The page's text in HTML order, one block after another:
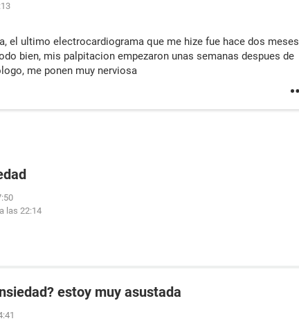
el ultimo electrocardiograma que me hize fue hace dos meses
bien, mis palpitacion empezaron unas semanas despues de
me ponen muy nerviosa
las 22:14
estoy muy asustada